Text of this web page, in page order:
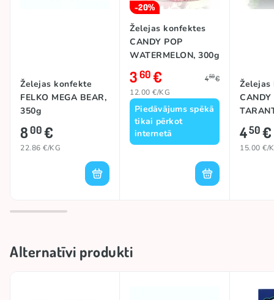
Želejas konfekte
FELKO MEGA BEAR,
350g
800€
22.86 €/KG
-20%
Piedāvājums spēkā
tikai pērkot
internetā
Želejas konfektes
CANDY POP
WATERMELON, 300g
360€ 450€
12.00 €/KG
Želejas
CANDY
450€
15.00 €/
Alternatīvi produkti